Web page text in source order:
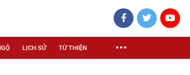
LỊCH SỬ TỪ THIỆN